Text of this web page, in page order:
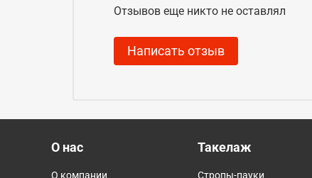
Отзывов еще никто не оставлял
Написать отзыв
О нас Такелаж